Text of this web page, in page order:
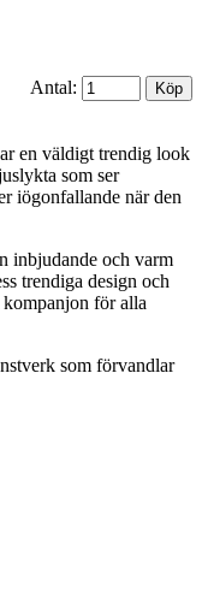
Antal:
en väldigt trendig look
som ser
iögonfallande när den
inbjudande och varm
trendiga design och
för alla
som förvandlar